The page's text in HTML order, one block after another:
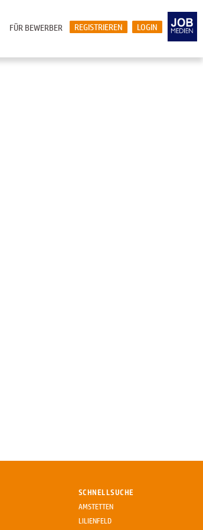
LOGIN
REGISTRIEREN
FÜR BEWERBER
SCHNELLSUCHE
AMSTETTEN
LILIENFELD